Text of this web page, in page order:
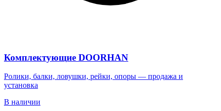
Комплектующие DOORHAN
Ролики, балки, ловушки, рейки, опоры — продажа и
установка
В наличии